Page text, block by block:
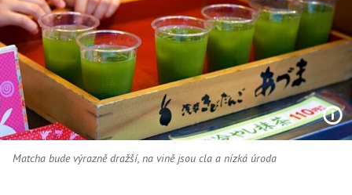
Matcha bude výrazně dražší, na vině jsou cla a nízká úroda